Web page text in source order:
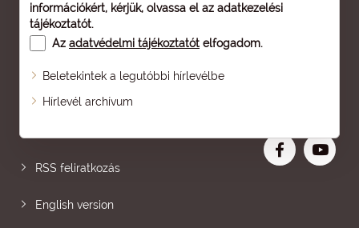
információkért, kérjük, olvassa el az adatkezelési
tájékoztatót.
Az adatvédelmi tájékoztatót elfogadom.
Beletekintek a legutóbbi hírlevélbe
Hírlevél archívum
Oldaltérkép
RSS feliratkozás
English version